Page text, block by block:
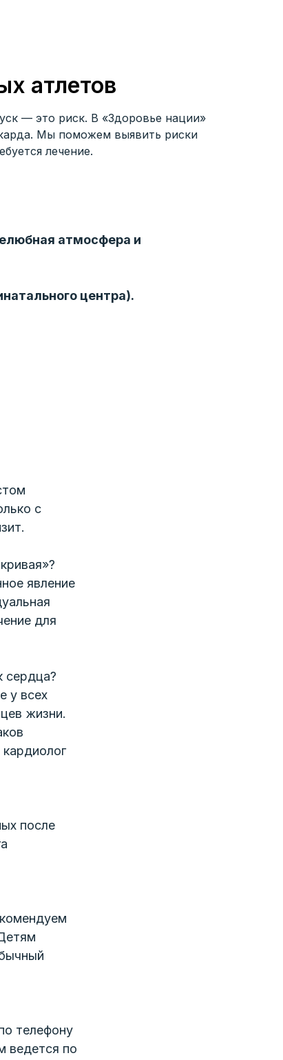
атлетов
— это риск. В «Здоровье нации»
Мы поможем выявить риски
лечение.
атмосфера и
центра).
с
явление
для
сердца?
у всех
жизни.
после
телефону
ведется по